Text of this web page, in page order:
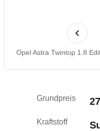
Laufende Kosten
Opel Astra Twintop 1.8
Grundpreis
Kraftstoff